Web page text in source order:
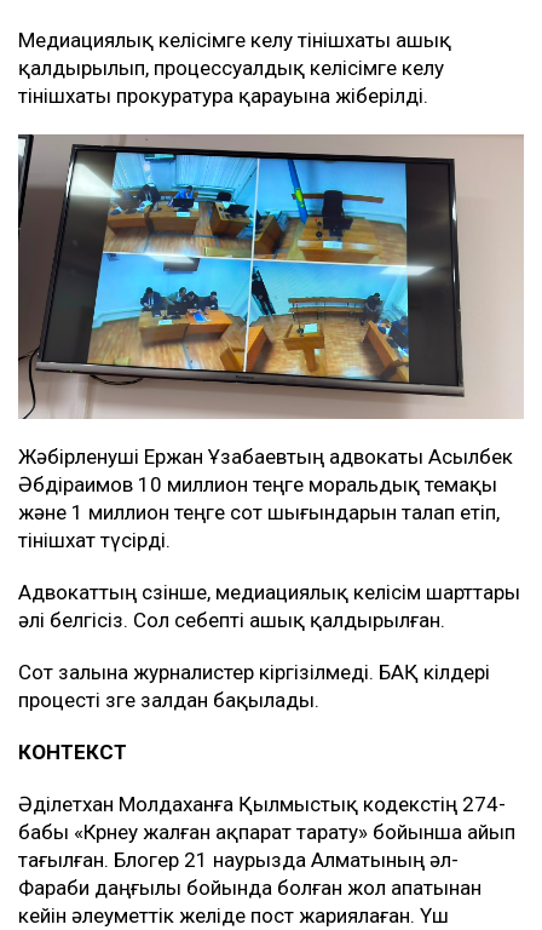
Медиациялық келісімге келу өтінішхаты ашық
қалдырылып, процессуалдық келісімге келу
өтінішхаты прокуратура қарауына жіберілді.
Жәбірленуші Ержан Ұзабаевтың адвокаты Асылбек
Әбдіраимов 10 миллион теңге моральдық өтемақы
және 1 миллион теңге сот шығындарын талап етіп,
өтінішхат түсірді.
Адвокаттың сөзінше, медиациялық келісім шарттары
әлі белгісіз. Сол себепті ашық қалдырылған.
Сот залына журналистер кіргізілмеді. БАҚ өкілдері
процесті өзге залдан бақылады.
КОНТЕКСТ
Әділетхан Молдаханға Қылмыстық кодекстің 274-
бабы «Көрнеу жалған ақпарат тарату» бойынша айып
тағылған. Блогер 21 наурызда Алматының әл-
Фараби даңғылы бойында болған жол апатынан
кейін әлеуметтік желіде пост жариялаған. Үш